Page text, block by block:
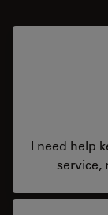
I need help
service,